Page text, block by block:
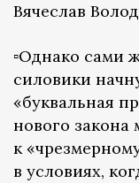
Вячеслав
▫️Однако сами
силовики
«буквальная
нового закона
к
в условиях,